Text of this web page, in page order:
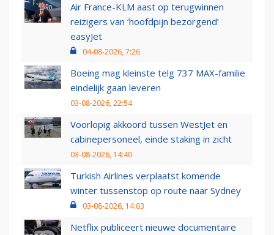
Air France-KLM aast op terugwinnen
reizigers van ‘hoofdpijn bezorgend’
easyJet
04-08-2026, 7:26
Boeing mag kleinste telg 737 MAX-familie
eindelijk gaan leveren
03-08-2026, 22:54
Voorlopig akkoord tussen WestJet en
cabinepersoneel, einde staking in zicht
03-08-2026, 14:40
Turkish Airlines verplaatst komende
winter tussenstop op route naar Sydney
03-08-2026, 14:03
Netflix publiceert nieuwe documentaire